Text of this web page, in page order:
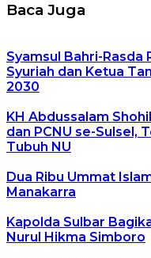
Baca Juga
Syamsul Bahri-Rasda
Syuriah dan Ketua
2030
KH Abdussalam
dan PCNU se-Sulsel,
Tubuh NU
Dua Ribu Ummat
Manakarra
Kapolda Sulbar
Nurul Hikma Simboro